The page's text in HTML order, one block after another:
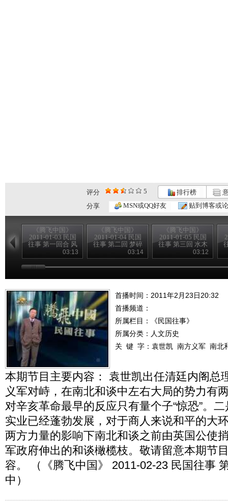
评分 5 排行榜
分享
MSN或QQ好友 贴到博客或
《腾飞中国》
2011-01-03 民国
往事 第一回合 风
雨飘摇季03:13
《腾飞中国》
2011-01-04 民国
往事 第二回 梦碎
03:14
《腾飞中国》
2011-01-05 民国
往事 第三回 水木
03:12
首播时间：2011年2月23日20:32
首播频道：
所属栏目：
《民国往事》
所属分类：人文历史
关 键 字： 袁世凯 南方义军 南北
本期节目主要内容： 袁世凯出任清廷内阁总
义军对峙，在南北和谈中左右大局的势力有
对辛亥革命最早的反应只有量个子“惊恐”。
实业已经蓬勃发展，对于商人来说和平的大
两方力量的影响下南北和谈之前由英国公使
军政府伸出的和谈橄榄枝。敬请留意本期节
容。 （《腾飞中国》 2011-02-23 民国往事
中）